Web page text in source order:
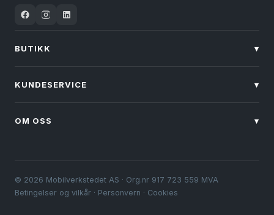
BUTIKK ▾
KUNDESERVICE ▾
OM OSS ▾
© 2026 Mobilverkstedet AS · Org.nr 917 723 559 MVA
Betingelser og vilkår · Personvern · Cookies